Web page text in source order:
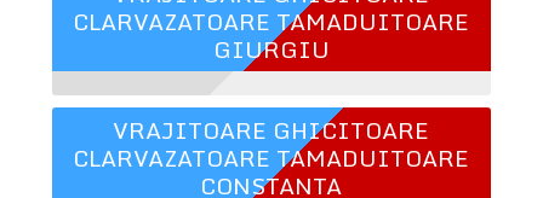
CLARVAZATOARE TAMADUITOARE
GIURGIU
VRAJITOARE GHICITOARE
CLARVAZATOARE TAMADUITOARE
CONSTANTA